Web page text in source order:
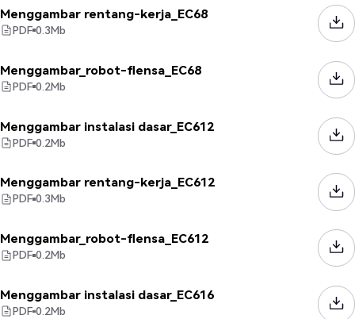
Menggambar rentang-kerja_EC68
PDF 0.3Mb
Menggambar_robot-flensa_EC68
PDF 0.2Mb
Menggambar instalasi dasar_EC612
PDF 0.2Mb
Menggambar rentang-kerja_EC612
PDF 0.3Mb
Menggambar_robot-flensa_EC612
PDF 0.2Mb
Menggambar instalasi dasar_EC616
PDF 0.2Mb